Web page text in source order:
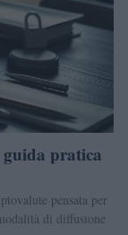
pratica
pensata per
di diffusione